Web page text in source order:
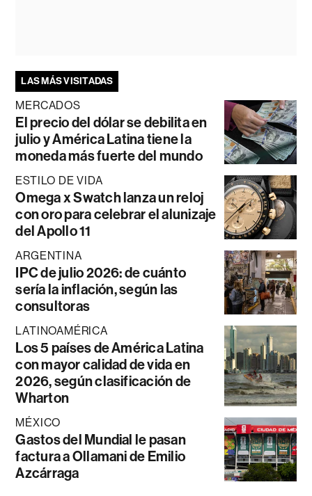
LAS MÁS VISITADAS
MERCADOS
El precio del dólar se debilita en
julio y América Latina tiene la
moneda más fuerte del mundo
ESTILO DE VIDA
Omega x Swatch lanza un reloj
con oro para celebrar el alunizaje
del Apollo 11
ARGENTINA
IPC de julio 2026: de cuánto
sería la inflación, según las
consultoras
LATINOAMÉRICA
Los 5 países de América Latina
con mayor calidad de vida en
2026, según clasificación de
Wharton
MÉXICO
Gastos del Mundial le pasan
factura a Ollamani de Emilio
Azcárraga